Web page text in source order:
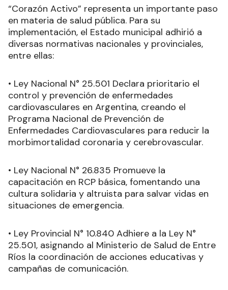
“Corazón Activo” representa un importante paso
en materia de salud pública. Para su
implementación, el Estado municipal adhirió a
diversas normativas nacionales y provinciales,
entre ellas:
• Ley Nacional N° 25.501 Declara prioritario el
control y prevención de enfermedades
cardiovasculares en Argentina, creando el
Programa Nacional de Prevención de
Enfermedades Cardiovasculares para reducir la
morbimortalidad coronaria y cerebrovascular.
• Ley Nacional N° 26.835 Promueve la
capacitación en RCP básica, fomentando una
cultura solidaria y altruista para salvar vidas en
situaciones de emergencia.
• Ley Provincial N° 10.840 Adhiere a la Ley N°
25.501, asignando al Ministerio de Salud de Entre
Ríos la coordinación de acciones educativas y
campañas de comunicación.